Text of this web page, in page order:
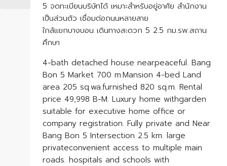
5 จดทะเบียนบริษัทได้ เหมาะสำหรับอยู่อาศัย สำนักงาน
เป็นส่วนตัว เชื่อมต่อถนนหลายสาย
ใกล้แยกบางบอน เดินทางสะดวก 5 2.5 กม.รพ.สถาน
ศึกษา
4-bath detached house nearpeaceful. Bang
Bon 5 Market 700 m.Mansion 4-bed Land
area 205 sq.wa.furnished 820 sq.m. Rental
price 49,998 B-M. Luxury home withgarden
suitable for executive home office or
company registration. Fully private and Near
Bang Bon 5 Intersection 2.5 km. large
privateconvenient access to multiple main
roads. hospitals and schools with